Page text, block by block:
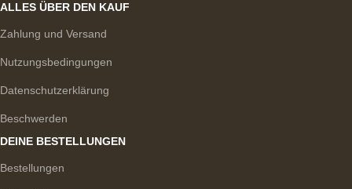
ALLES ÜBER DEN KAUF
Zahlung und Versand
Nutzungsbedingungen
Datenschutzerklärung
Beschwerden
DEINE BESTELLUNGEN
Bestellungen